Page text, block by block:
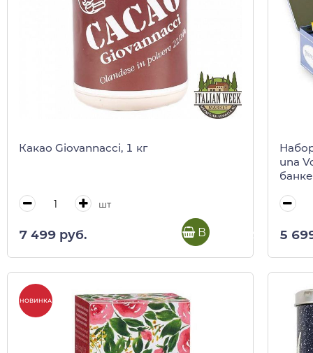
Какао Giovannacci, 1 кг
шт
7 499 руб. В корзину
una
банке
5
НОВИНКА